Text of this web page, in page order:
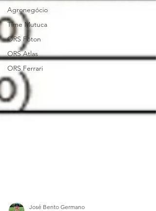
Agronegócio
Time Mutuca
ORS Fóton
ORS Atlas
ORS Ferrari